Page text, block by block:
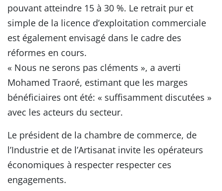
pouvant atteindre 15 à 30 %. Le retrait pur et
simple de la licence d’exploitation commerciale
est également envisagé dans le cadre des
réformes en cours.
« Nous ne serons pas cléments », a averti
Mohamed Traoré, estimant que les marges
bénéficiaires ont été: « suffisamment discutées »
avec les acteurs du secteur.
Le président de la chambre de commerce, de
l’Industrie et de l’Artisanat invite les opérateurs
économiques à respecter respecter ces
engagements.